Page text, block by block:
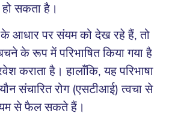
सकता है।
के आधार पर संयम को देख रहे हैं, तो
के रूप में परिभाषित किया गया है
कराता है। हालाँकि, यह परिभाषा
संचारित रोग (एसटीआई) त्वचा से
से फैल सकते हैं।